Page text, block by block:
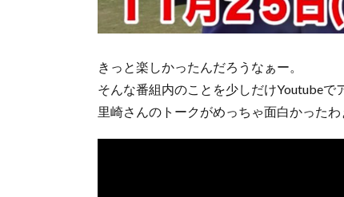
きっと楽しかったんだろうなぁー。
そんな番組内のことを少しだけYoutubeで
里崎さんのトークがめっちゃ面白かったわ